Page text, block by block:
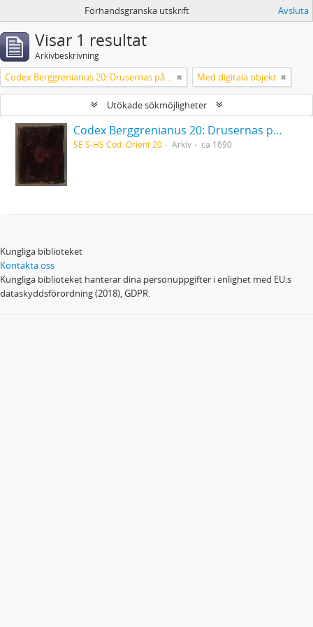
Förhandsgranska utskrift Avsluta
Visar 1 resultat
Arkivbeskrivning
Codex Berggrenianus 20: Drusernas på Libanon heliga bok Med digitala objekt
Utökade sökmöjligheter
Codex Berggrenianus 20: Drusernas på Libanon heliga bok
SE S-HS Cod. Orient 20 Arkiv ca 1690
Kungliga biblioteket
Kontakta oss
Kungliga biblioteket hanterar dina personuppgifter i enlighet med EU:s
dataskyddsförordning (2018), GDPR.